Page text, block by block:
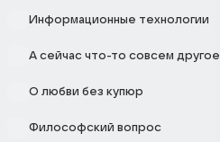
Информационные технологии
А сейчас что-то совсем другое
О любви без купюр
Философский вопрос